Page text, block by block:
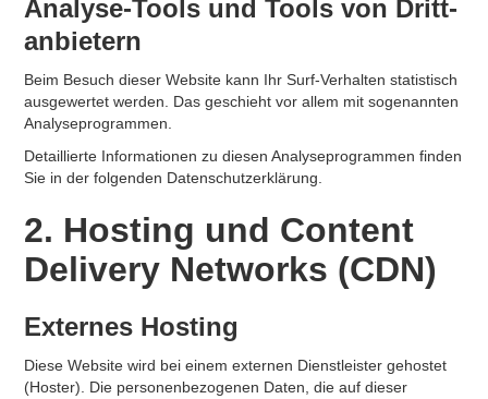
Analyse-Tools und Tools von Dritt­
anbietern
Beim Besuch dieser Website kann Ihr Surf-Verhalten statistisch
ausgewertet werden. Das geschieht vor allem mit sogenannten
Analyseprogrammen.
Detaillierte Informationen zu diesen Analyseprogrammen finden
Sie in der folgenden Datenschutzerklärung.
2. Hosting und Content
Delivery Networks (CDN)
Externes Hosting
Diese Website wird bei einem externen Dienstleister gehostet
(Hoster). Die personenbezogenen Daten, die auf dieser